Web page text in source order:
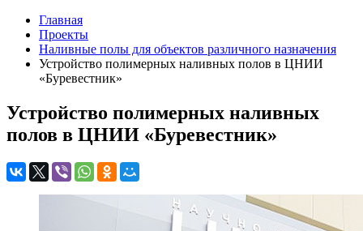
Главная
Проекты
Наливные полы для объектов различного назначения
Устройство полимерных наливных полов в ЦНИИ
«Буревестник»
Устройство полимерных наливных
полов в ЦНИИ «Буревестник»